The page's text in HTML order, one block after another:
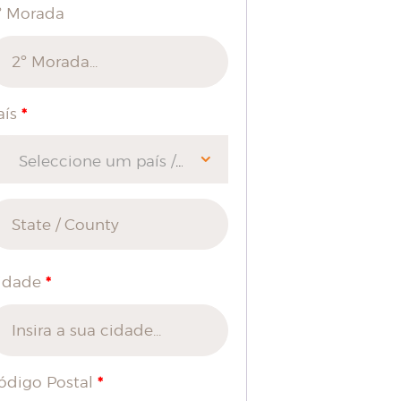
Morada
*
Seleccione um país / região…
*
Postal *